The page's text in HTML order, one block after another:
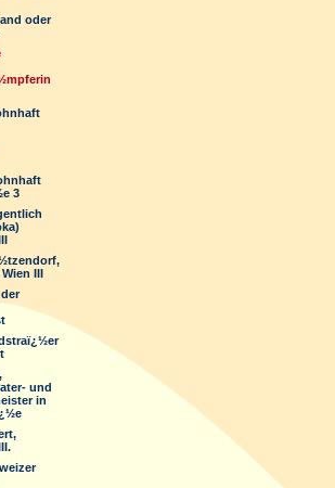
oder
3
III
und
in